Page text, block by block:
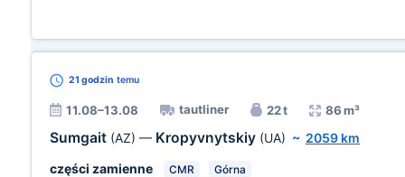
21 godzin temu
11.08–13.08 tautliner 22 t 86 m³
Sumgait (AZ) — Kropyvnytskiy (UA) ~ 2059 km
części zamienne
CMR Górna